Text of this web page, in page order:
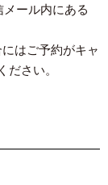
ール内にある
はご予約がキャ
さい。